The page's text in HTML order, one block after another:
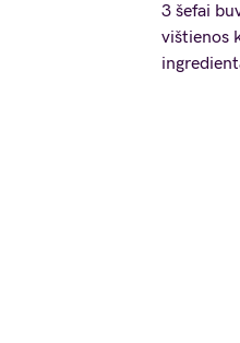
3 šefai
vištienos